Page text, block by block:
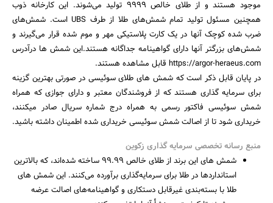
موجود هستند و از طلای خالص 9999 تولید می‌شوند. این کارخانه ذوب
همچنین مسئول تولید تمام شمش‌های طلا از طرف UBS است. شمش‌های
ضرب شده کوچک آنها در یک کارت پلاستیکی مهر و موم شده قرار می‌گیرند و
شمش‌های بزرگتر آنها دارای گواهینامه جداگانه هستند.این شمش ها درآدرس
https://argor-heraeus.com قابل مشاهده هستند.
در پایان قابل ذکر است که شمش های طلای سوئیسی در صورتی بهترین گزینه
برای سرمایه گذاری هستند که از فروشندگان معتبر و دارای جوازی که همراه
شمش سوئیسی فاکتور رسمی به همراه درج شماره سریال صادر میکنند،
خریداری شود تا از اصالت شمش سوئیسی خریداری شده اطمینان داشته باشید.
منبع رسانه تخصصی سرمایه گذاری زکوین
شمش های این برند از طلای خالص 99.99 ساخته شده‌اند، که بالاترین
استانداردها در طلا برای سرمایه‌گذاری برآورده می‌کنند. این شمش های
طلا با بسته‌بندی غیرقابل دستکاری و گواهینامه‌های اصالت عرضه